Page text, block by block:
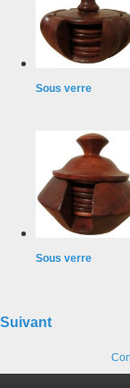
Sous verre
Sous verre
Suivant